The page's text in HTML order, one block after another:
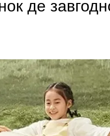
де